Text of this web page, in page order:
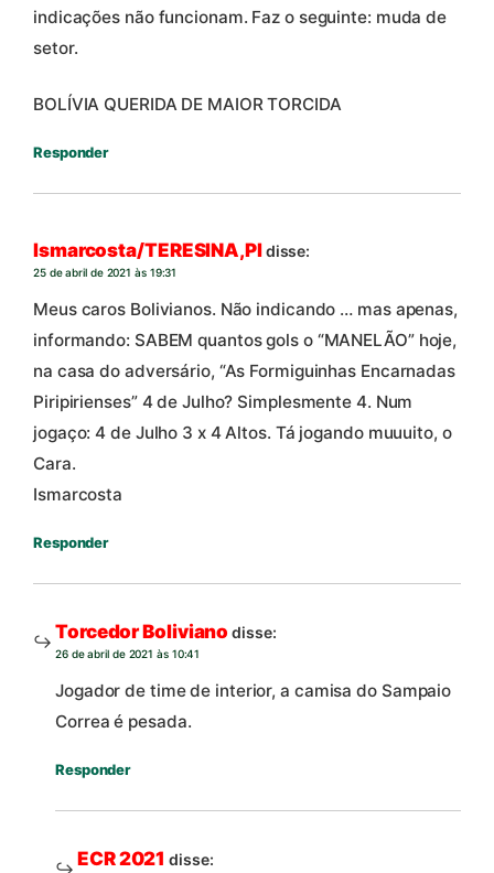
indicações não funcionam. Faz o seguinte: muda de
setor.
BOLÍVIA QUERIDA DE MAIOR TORCIDA
Responder
Ismarcosta/TERESINA,PIdisse:
25 de abril de 2021 às 19:31
Meus caros Bolivianos. Não indicando … mas apenas,
informando: SABEM quantos gols o “MANELÃO” hoje,
na casa do adversário, “As Formiguinhas Encarnadas
Piripirienses” 4 de Julho? Simplesmente 4. Num
jogaço: 4 de Julho 3 x 4 Altos. Tá jogando muuuito, o
Cara.
Ismarcosta
Responder
Torcedor Boliviano disse:
26 de abril de 2021 às 10:41
Jogador de time de interior, a camisa do Sampaio
Correa é pesada.
Responder
ECR 2021 disse: